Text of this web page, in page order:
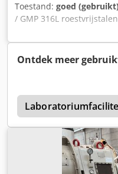
Toestand: goed
/ GMP 316L
centrifugale peeler. Unit
1150 mm diameter.
maximale cakecapaciteit
ontwerpdruk +0,5/-0,5
hoofd aandrijving,
en (2) schakelkasten.
Technische
HX/GMP Maximale
Staat: In huidige staat
Ontdek meer